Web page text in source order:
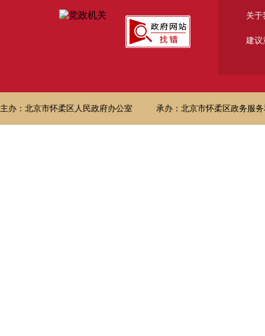
关于
建议
主办：北京市怀柔区人民政府办公室 承办：北京市怀柔区政务服